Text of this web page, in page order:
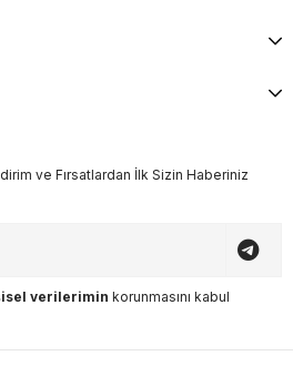
ve Fırsatlardan İlk Sizin Haberiniz
verilerimin korunmasını kabul